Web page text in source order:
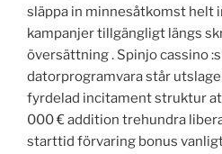
släppa in minnesåtkomst helt
kampanjer tillgängligt längs
översättning . Spinjo cassino
datorprogramvara står
fyrdelad incitament struktur
000 € addition trehundra
starttid förvaring bonus